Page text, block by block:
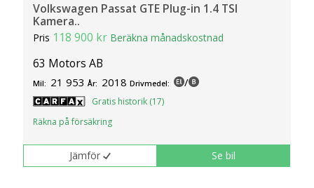
Volkswagen Passat GTE Plug-in 1.4 TSI
Kamera..
Pris 118 900 kr Beräkna månadskostnad
63 Motors AB
Mil: 21 953 År: 2018 Drivmedel: /
Gratis historik (17)
Räkna på försäkring
Jämför Se bil